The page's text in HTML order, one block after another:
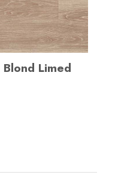
Blond Limed